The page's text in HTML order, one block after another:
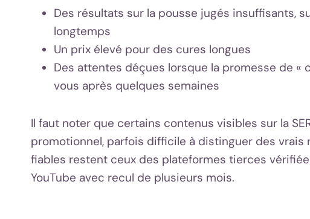
Des résultats sur la pousse jugés insuffisants,
longtemps
Un prix élevé pour des cures longues
Des attentes déçues lorsque la promesse de «
vous après quelques semaines
Il faut noter que certains contenus visibles sur la
promotionnel, parfois difficile à distinguer des vrais
fiables restent ceux des plateformes tierces
YouTube avec recul de plusieurs mois.